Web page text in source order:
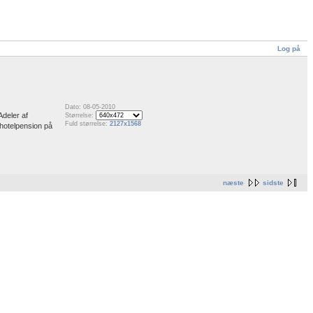
Log på
af
på
Dato: 08-05-2010
Størrelse:
Fuld størrelse: 2127x1568
næste sidste